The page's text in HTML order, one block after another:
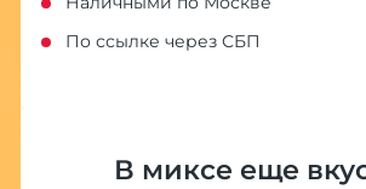
По ссылке через СБП
В миксе еще